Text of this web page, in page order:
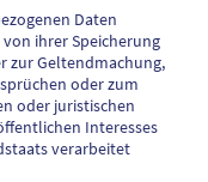
Daten
ihrer Speicherung
zur Geltendmachung,
oder zum
oder juristischen
Interesses
verarbeitet